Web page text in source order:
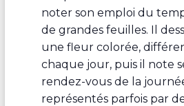
noter son emploi du
de grandes feuilles. Il
une fleur colorée,
chaque jour, puis il note
rendez-vous de la
représentés parfois par